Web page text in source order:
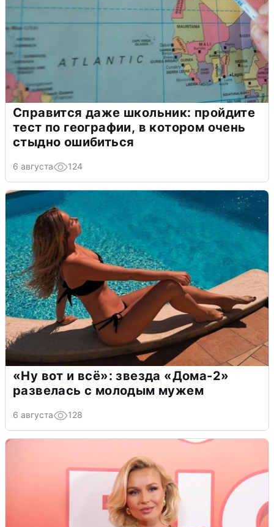
Справится даже школьник: пройдите
тест по географии, в котором очень
стыдно ошибиться
6 августа 124
«Ну вот и всё»: звезда «Дома-2»
развелась с молодым мужем
6 августа 128